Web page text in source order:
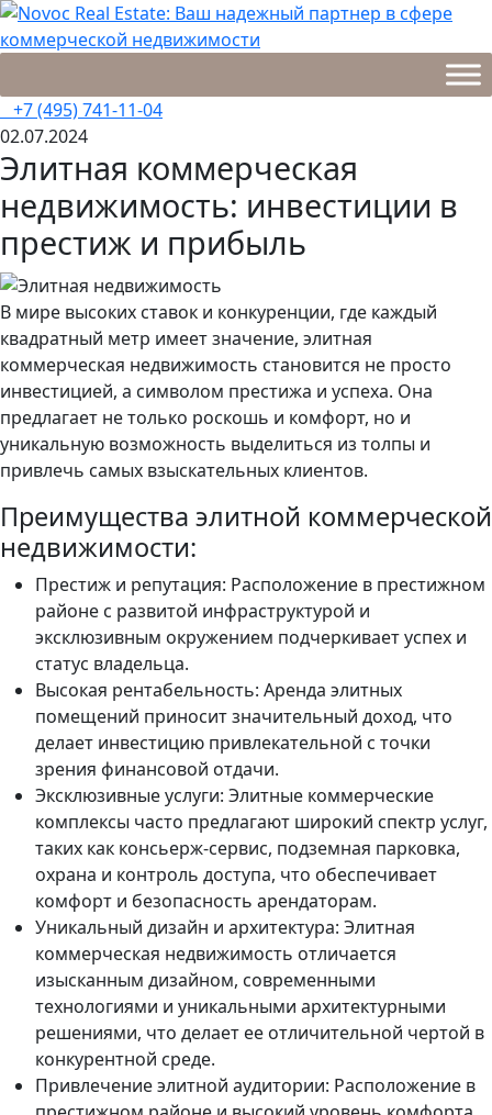
Skip
to
коммерческой недвижимости
Novoc Real Estate — это команда опытных специалистов,
которые помогут вам найти идеальный объект
коммерческой недвижимости.
+7 (495) 741-11-04
02.07.2024
Элитная коммерческая
недвижимость: инвестиции в
престиж и прибыль
В мире высоких ставок и конкуренции, где каждый
квадратный метр имеет значение, элитная
коммерческая недвижимость становится не просто
инвестицией, а символом престижа и успеха. Она
предлагает не только роскошь и комфорт, но и
уникальную возможность выделиться из толпы и
привлечь самых взыскательных клиентов.
Преимущества элитной коммерческой
недвижимости:
Престиж и репутация: Расположение в престижном
районе с развитой инфраструктурой и
эксклюзивным окружением подчеркивает успех и
статус владельца.
Высокая рентабельность: Аренда элитных
помещений приносит значительный доход, что
делает инвестицию привлекательной с точки
зрения финансовой отдачи.
Эксклюзивные услуги: Элитные коммерческие
комплексы часто предлагают широкий спектр услуг,
таких как консьерж-сервис, подземная парковка,
охрана и контроль доступа, что обеспечивает
комфорт и безопасность арендаторам.
Уникальный дизайн и архитектура: Элитная
коммерческая недвижимость отличается
изысканным дизайном, современными
технологиями и уникальными архитектурными
решениями, что делает ее отличительной чертой в
конкурентной среде.
Привлечение элитной аудитории: Расположение в